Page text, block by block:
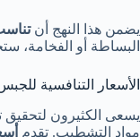
يضمن هذا النهج أن
البساطة أو الفخامة،
الأسعار التنافسية
يسعى الكثيرون لتحقيق
مواد التشطيب. تقدم